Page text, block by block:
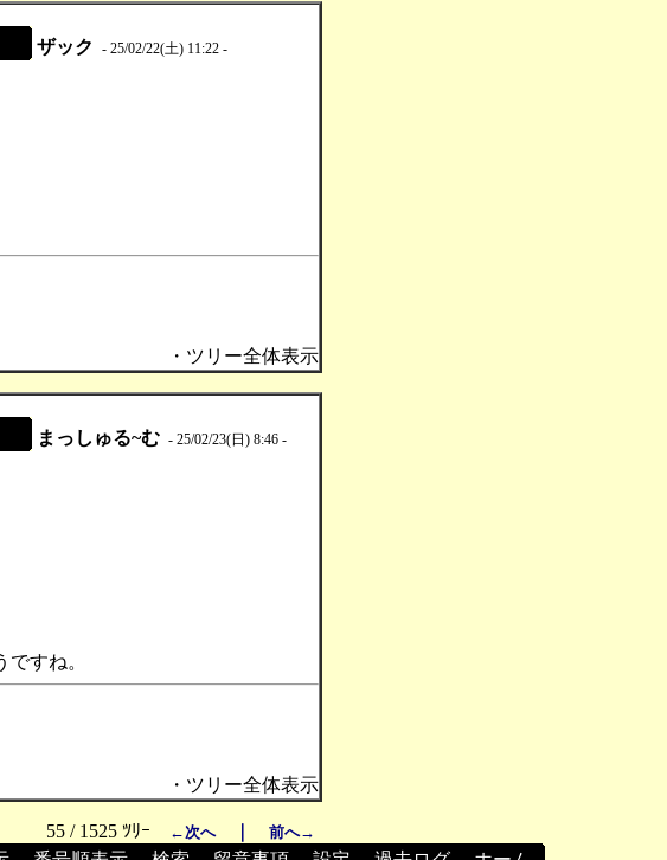
ザック - 25/02/22(土) 11:22 -
・ツリー全体表示
まっしゅる~む - 25/02/23(日) 8:46 -
すね。
・ツリー全体表示
55 / 1525 ﾂﾘｰ ←次へ｜ 前へ→